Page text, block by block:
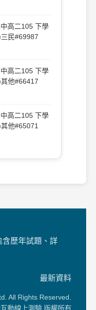
高二105 下學
民#69987
高二105 下學
他#66417
高二105 下學
他#65071
歷年試題、詳
最新資料
All Rights Reserved.
動線上測驗 版權所有